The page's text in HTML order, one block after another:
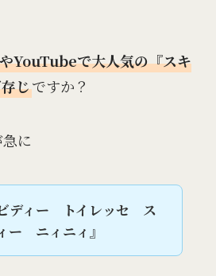
YouTubeで大人気の『スキ
じですか？
に
ビディー トイレッセ ス
ー ニィニィ』